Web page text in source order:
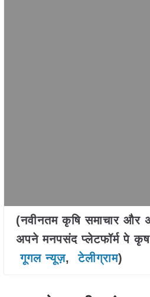
(नवीनतम कृषि समाचार
अपने मनपसंद प्लेटफॉर्म पे
गूगल न्यूज़,टेलीग्राम)